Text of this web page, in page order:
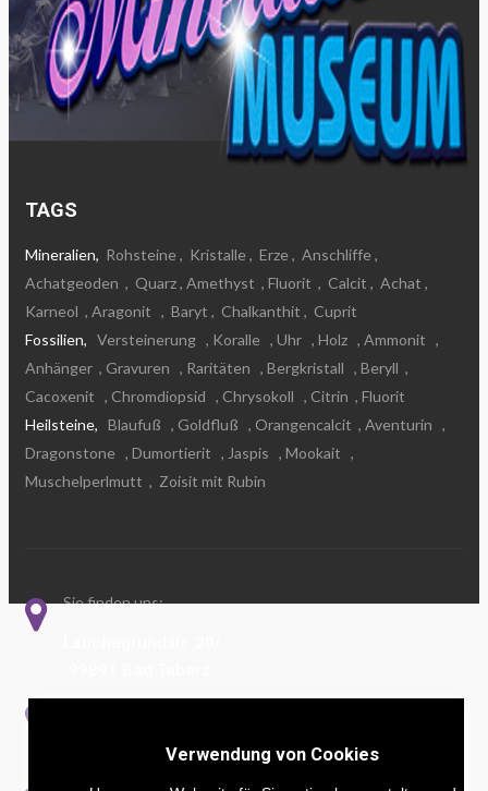
Verwendung von Cookies
TAGS
Mineralien, Rohsteine , Kristalle , Erze , Anschliffe ,
Achatgeoden , Quarz, Amethyst , Fluorit , Calcit , Achat ,
Karneol , Aragonit , Baryt , Chalkanthit , Cuprit
Fossilien, Versteinerung , Koralle , Uhr , Holz , Ammonit ,
Anhänger , Gravuren , Raritäten , Bergkristall , Beryll ,
Cacoxenit , Chromdiopsid , Chrysokoll , Citrin , Fluorit
Heilsteine, Blaufuß , Goldfluß , Orangencalcit , Aventurin ,
Dragonstone , Dumortierit , Jaspis , Mookait ,
Muschelperlmutt , Zoisit mit Rubin
Sie finden uns:
036259 - 3 12 89